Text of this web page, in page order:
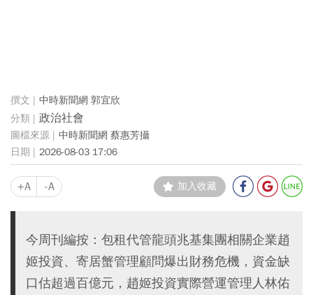
中時新聞網 郭宜欣
政治社會
中時新聞網 蔡惠芳攝
2026-08-03 17:06
+A -A 加入收藏
今周刊編按：包租代管龍頭兆基集團相關企業趙
姬投資、寄居蟹管理顧問爆出財務危機，資金缺
口估超過百億元，趙姬投資實際營運管理人林佑